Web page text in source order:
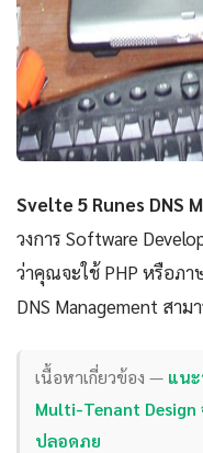
Svelte 5 Runes DNS
วงการ Software
ว่าคุณจะใช้ PHP หรือภา
DNS Management สา
เนื้อหาเกี่ยวข้อง — แนะ
Multi-Tenant Design
ปลอดภย